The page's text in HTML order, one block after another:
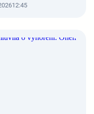
12:45